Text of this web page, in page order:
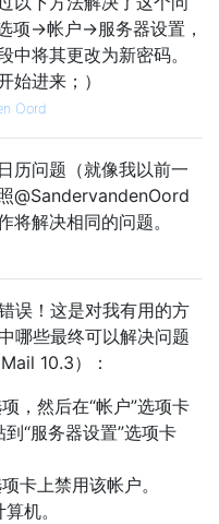
项->帐户->服务器设置，
中将其更改为新密码。
始进来；）
Oord
历问题（就像我以前一
@SandervandenOord
将解决相同的问题。
误！这是对我有用的方
哪些最终可以解决问题
10.3）：
，然后在“帐户”选项卡
到“服务器设置”选项卡
卡上禁用该帐户。
机。